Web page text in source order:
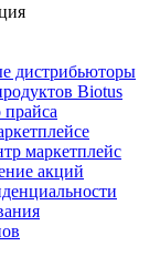
дистрибьюторы
Biotus
прайса
маркетплейс
акций